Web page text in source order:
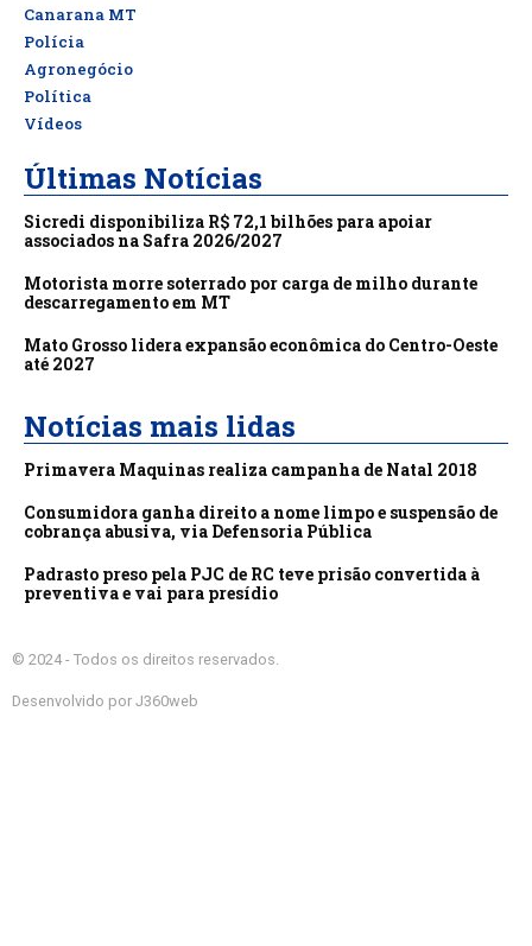
Canarana MT
Polícia
Agronegócio
Política
Vídeos
Últimas Notícias
Sicredi disponibiliza R$ 72,1 bilhões para apoiar
associados na Safra 2026/2027
Motorista morre soterrado por carga de milho durante
descarregamento em MT
Mato Grosso lidera expansão econômica do Centro-Oeste
até 2027
Notícias mais lidas
Primavera Maquinas realiza campanha de Natal 2018
Consumidora ganha direito a nome limpo e suspensão de
cobrança abusiva, via Defensoria Pública
Padrasto preso pela PJC de RC teve prisão convertida à
preventiva e vai para presídio
© 2024 - Todos os direitos reservados.
Desenvolvido por J360web